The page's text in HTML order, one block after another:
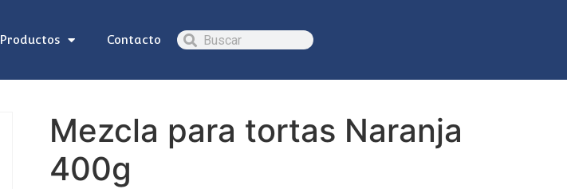
Productos Contacto
Mezcla para tortas Naranja
400g